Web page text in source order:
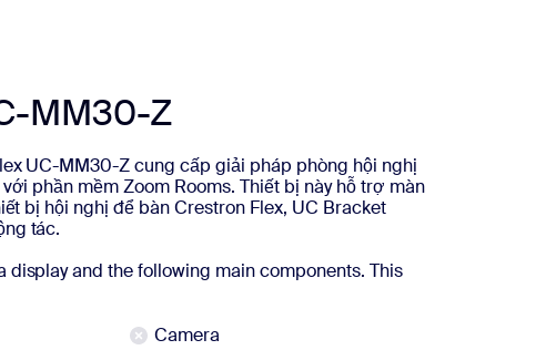
MM30-Z
UC-MM30-Z cung cấp giải pháp phòng hội nghị
phần mềm Zoom Rooms. Thiết bị này hỗ trợ màn
bị hội nghị để bàn Crestron Flex, UC Bracket
tác.
display and the following main components. This
Camera